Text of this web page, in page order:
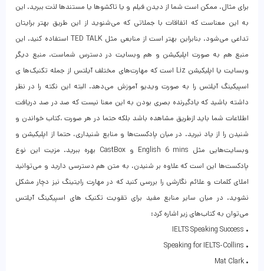
برای مثال، ممکن است شما از دیدن فیلم و یا تاکشوها یا مستندها لذت ببرید. این
به این معناست که اتفاقات با جملاتی که می‌شنوید از این طریق بهتر برایتان
تداعی می‌شود. بنابراین بهتر است از منابعی مثل TED TALK استفاده کنید. این
منبع هم به صورت اپلیکیشن و هم وبسایت در دسترس شماست. منبع دیگر
وبسایت یا اپلیکیشن Liz است که مهارت‌های مختلف آیلتس از جمله تکنیک‌ها ی
اسپیکینگ آیلتس را به صورت ویدیو آموزش می‌دهد. البته این نکته را در نظر
داشته باشید که یادگیرنده بصری بودن به این معنا نیست که صد در صد دریافت
اطلاعات شما باید ازطریق مشاهده باشد بلکه حتما در هر صورت ،کتاب خواندن و
شنیدن را از یاد نبرید. در میان پادکست‌ها و منابع شنیداری، حتما از اپلیکیشن و
وبسایت‌هایی مثل English 6 mins و CastBox بهره ببرید. مزیت این نوع
پادکست‌ها این است که علاوه‌ بر شنیدن، به متن هم دسترسی دارید و می‌توانید
املای کلمات و علائم نگارشی را بررسی کنید که در مهارت رایتینگ نیز دچار مشکل
نشوید. در میان سایر منابع مفید برای تقویت تکنیک های اسپیکینگ آیلتس
می‌توان به کتاب‌های زیر اشاره کرد:
• IELTS Speaking Success
• Speaking for IELTS-Collins
• Mat Clark